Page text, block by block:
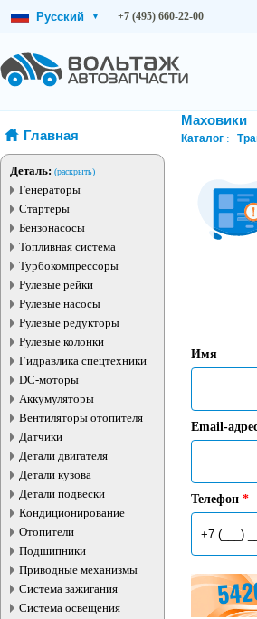
Русский ▾ +7 (495) 660-22-00
Главная
Деталь: (раскрыть)
Генераторы
Стартеры
Бензонасосы
Топливная система
Турбокомпрессоры
Рулевые рейки
Рулевые насосы
Рулевые редукторы
Рулевые колонки
Гидравлика спецтехники
DC-моторы
Аккумуляторы
Вентиляторы отопителя
Датчики
Детали двигателя
Детали кузова
Детали подвески
Кондиционирование
Отопители
Подшипники
Приводные механизмы
Система зажигания
Система освещения
Маховики
Каталог
Имя
Email-
Телефон *